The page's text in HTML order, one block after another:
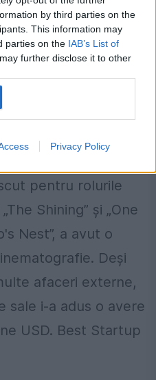
by third parties on the
This information may
parties on the IAB’s List of
further disclose it to other
Privacy Policy
pentru rolurile
Shining” și „One
Nest”, a avut o
Deși
afaceri externe,
sale i-a adus o avere
USD. Best Startup